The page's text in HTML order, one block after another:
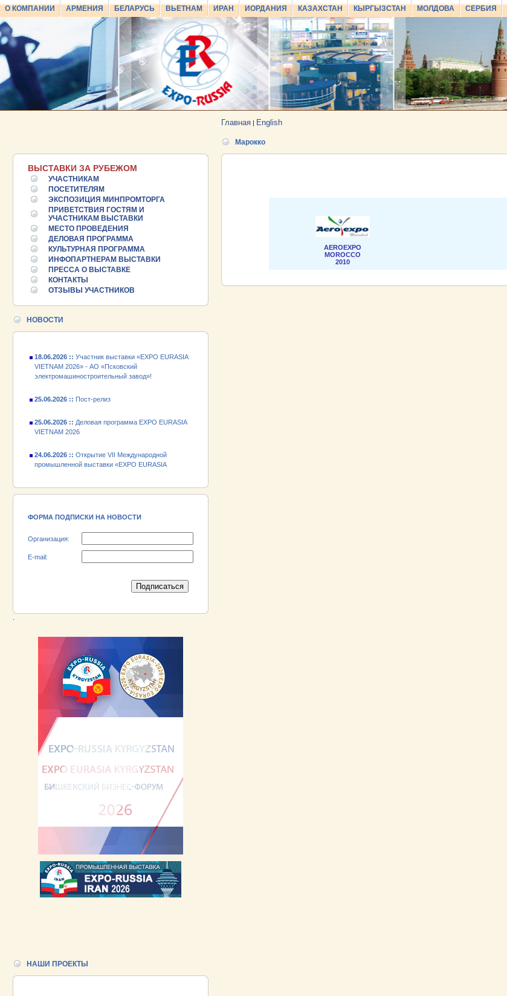
О КОМПАНИИ АРМЕНИЯ БЕЛАРУСЬ ВЬЕТНАМ ИРАН ИОРДАНИЯ КАЗАХСТАН КЫРГЫЗСТАН МОЛДОВА СЕРБИЯ
Главная | English
ВЫСТАВКИ ЗА РУБЕЖОМ
УЧАСТНИКАМ
ПОСЕТИТЕЛЯМ
ЭКСПОЗИЦИЯ МИНПРОМТОРГА
ПРИВЕТСТВИЯ ГОСТЯМ И
УЧАСТНИКАМ ВЫСТАВКИ
МЕСТО ПРОВЕДЕНИЯ
ДЕЛОВАЯ ПРОГРАММА
КУЛЬТУРНАЯ ПРОГРАММА
ИНФОПАРТНЕРАМ ВЫСТАВКИ
ПРЕССА О ВЫСТАВКЕ
КОНТАКТЫ
ОТЗЫВЫ УЧАСТНИКОВ
НОВОСТИ
25.06.2026 ::Пост-релиз
25.06.2026 ::Деловая программа EXPO EURASIA
VIETNAM 2026
VIETNAM 2026»
VIETNAM 2026» - АО «Псковский
электромашиностроительный завод»!
VIETNAM 2026
промышленной выставки «EXPO EURASIA
VIETNAM 2026»
VIETNAM 2026» - АО «Псковский
ФОРМА ПОДПИСКИ НА НОВОСТИ
Организация:
E-mail:
НАШИ ПРОЕКТЫ
Марокко
AEROEXPO
MOROCCO
2010